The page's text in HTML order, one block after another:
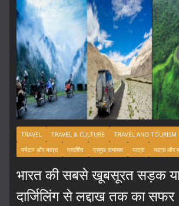
TRAVEL TRAVEL & CULTURE TRAVEL AND TOURISM
पर्यटन और यात्रा
प्रदर्शित प्रमुख समाचार यात्रा यात्रा और
भारत की सबसे खूबसूरत सड़क
दार्जिलिंग से लद्दाख तक का सफर